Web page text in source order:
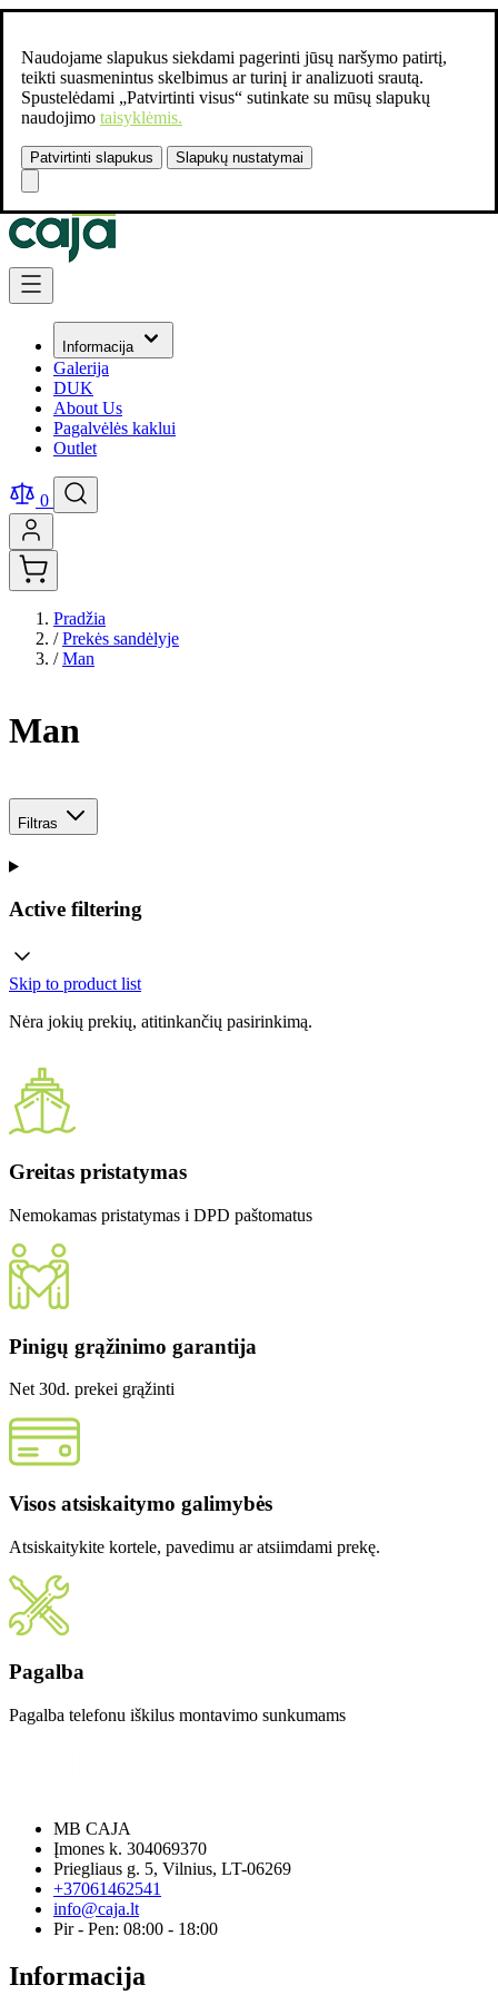
Naudojame slapukus siekdami pagerinti jūsų naršymo patirtį,
teikti suasmenintus skelbimus ar turinį ir analizuoti srautą.
Spustelėdami „Patvirtinti visus“ sutinkate su mūsų slapukų
naudojimo taisyklėmis.
Patvirtinti slapukus Slapukų nustatymai
Susisiekite:
Skip to Content
Informacija
Galerija
DUK
About Us
Pagalvėlės kaklui
Outlet
0
Pradžia
/ Prekės sandėlyje
/ Man
Man
Filtras
Active filtering
Skip to product list
Nėra jokių prekių, atitinkančių pasirinkimą.
Greitas pristatymas
Nemokamas pristatymas i DPD paštomatus
Pinigų grąžinimo garantija
Net 30d. prekei grąžinti
Visos atsiskaitymo galimybės
Atsiskaitykite kortele, pavedimu ar atsiimdami prekę.
Pagalba
Pagalba telefonu iškilus montavimo sunkumams
MB CAJA
Įmones k. 304069370
Priegliaus g. 5, Vilnius, LT-06269
+37061462541
info@caja.lt
Pir - Pen: 08:00 - 18:00
Informacija